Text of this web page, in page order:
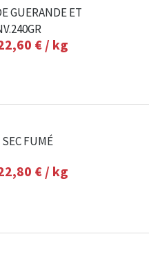
GUERANDE ET
€ / kg
FUMÉ
€ / kg